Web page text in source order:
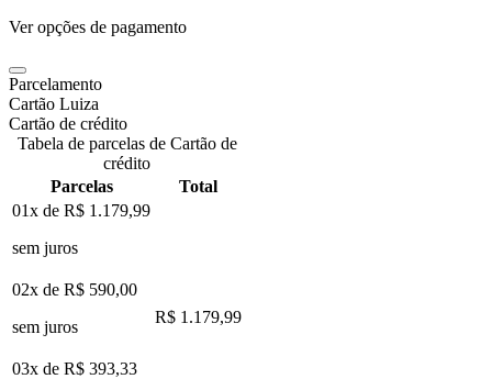
Ver opções de pagamento
Parcelamento
Cartão Luiza
Cartão de crédito
Tabela de parcelas de Cartão de
crédito
Parcelas
Total
01x de R$ 1.179,99
sem juros
02x de R$ 590,00
sem juros
R$ 1.179,99
03x de R$ 393,33